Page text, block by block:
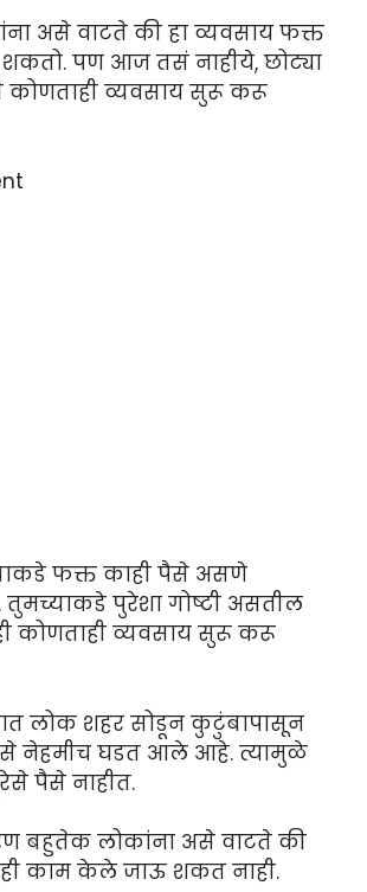
असे वाटते की हा व्यवसाय फक्त
पण आज तसं नाहीये, छोट्या
कोणताही व्यवसाय सुरू करू
फक्त काही पैसे असणे
पुरेशा गोष्टी असतील
कोणताही व्यवसाय सुरू करू
लोक शहर सोडून कुटुंबापासून
नेहमीच घडत आले आहे. त्यामुळे
पैसे नाहीत.
बहुतेक लोकांना असे वाटते की
काम केले जाऊ शकत नाही.